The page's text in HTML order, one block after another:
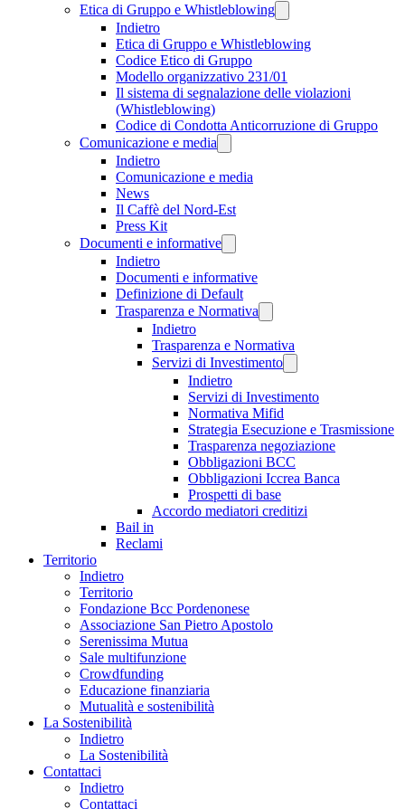
Etica di Gruppo e Whistleblowing
Indietro
Etica di Gruppo e Whistleblowing
Codice Etico di Gruppo
Modello organizzativo 231/01
Il sistema di segnalazione delle violazioni
(Whistleblowing)
Codice di Condotta Anticorruzione di Gruppo
Comunicazione e media
Indietro
Comunicazione e media
News
Il Caffè del Nord-Est
Press Kit
Documenti e informative
Indietro
Documenti e informative
Definizione di Default
Trasparenza e Normativa
Indietro
Trasparenza e Normativa
Servizi di Investimento
Indietro
Servizi di Investimento
Normativa Mifid
Strategia Esecuzione e Trasmissione
Trasparenza negoziazione
Obbligazioni BCC
Obbligazioni Iccrea Banca
Prospetti di base
Accordo mediatori creditizi
Bail in
Reclami
Territorio
Indietro
Territorio
Fondazione Bcc Pordenonese
Associazione San Pietro Apostolo
Serenissima Mutua
Sale multifunzione
Crowdfunding
Educazione finanziaria
Mutualità e sostenibilità
La Sostenibilità
Indietro
La Sostenibilità
Contattaci
Indietro
Contattaci